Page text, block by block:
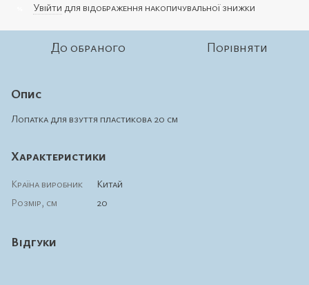
Увійти для відображення накопичувальної знижки
До обраного Порівняти
Опис
Лопатка для взуття пластикова 20 см
Характеристики
Країна виробник
Китай
Розмір, см
20
Відгуки